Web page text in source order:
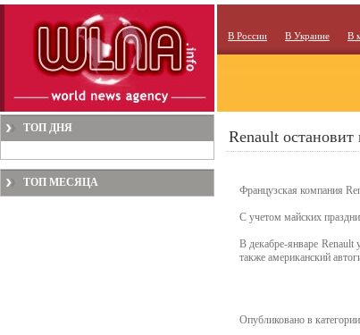
В России В Украине В
ТОП ДНЯ
ТОП МЕСЯЦА
Renault
Французская компания
С учетом майских
В декабре-январе Renault
также американский
Опубликовано в